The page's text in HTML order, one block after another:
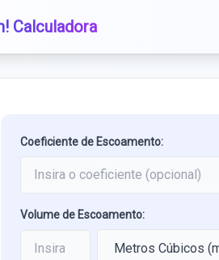
Calculadora
Coeficiente de Escoamento:
Volume de Escoamento: